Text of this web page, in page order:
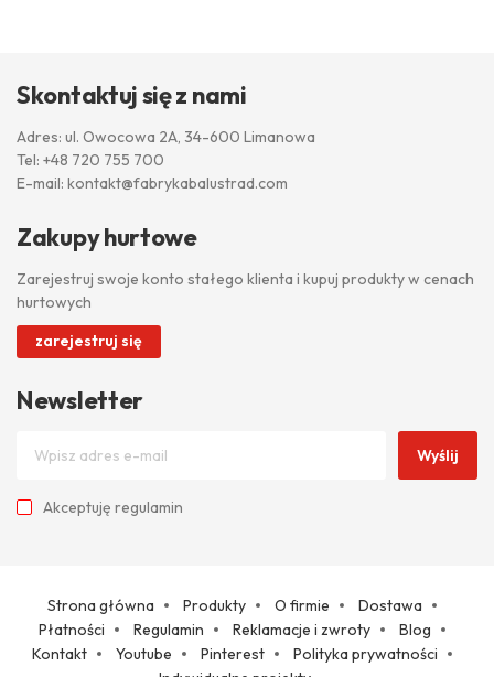
Skontaktuj się z nami
Adres: ul. Owocowa 2A, 34-600 Limanowa
Tel: +48 720 755 700
E-mail: kontakt@fabrykabalustrad.com
Zakupy hurtowe
Zarejestruj swoje konto stałego klienta i kupuj produkty w cenach
hurtowych
zarejestruj się
Newsletter
Wyślij
Akceptuję regulamin
Strona główna Produkty O firmie
Dostawa
Płatności
Regulamin Reklamacje i zwroty
Blog
Kontakt
Youtube Pinterest
Polityka prywatności